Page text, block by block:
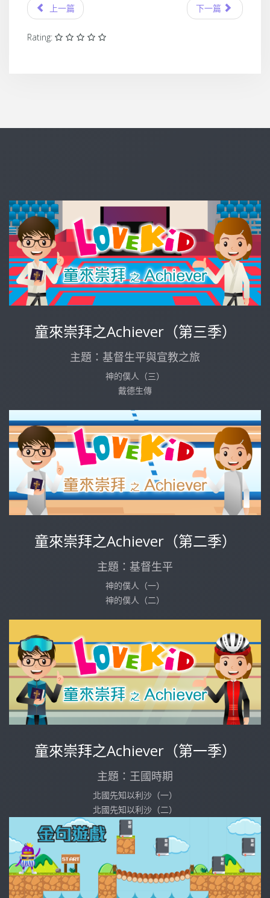
上一篇 下一篇
Rating:
童來崇拜之Achiever（第三季）
主題：基督生平與宣教之旅
神的僕人（三）
戴德生傳
童來崇拜之Achiever（第二季）
主題：基督生平
神的僕人（一）
神的僕人（二）
童來崇拜之Achiever（第一季）
主題：王國時期
北國先知以利沙（一）
北國先知以利沙（二）